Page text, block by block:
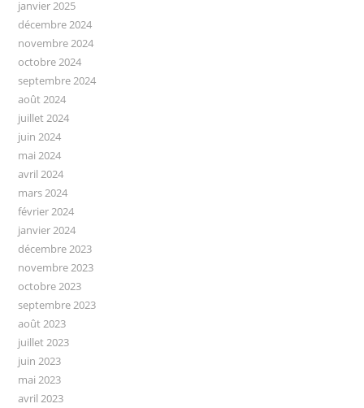
janvier 2025
décembre 2024
novembre 2024
octobre 2024
septembre 2024
août 2024
juillet 2024
juin 2024
mai 2024
avril 2024
mars 2024
février 2024
janvier 2024
décembre 2023
novembre 2023
octobre 2023
septembre 2023
août 2023
juillet 2023
juin 2023
mai 2023
avril 2023